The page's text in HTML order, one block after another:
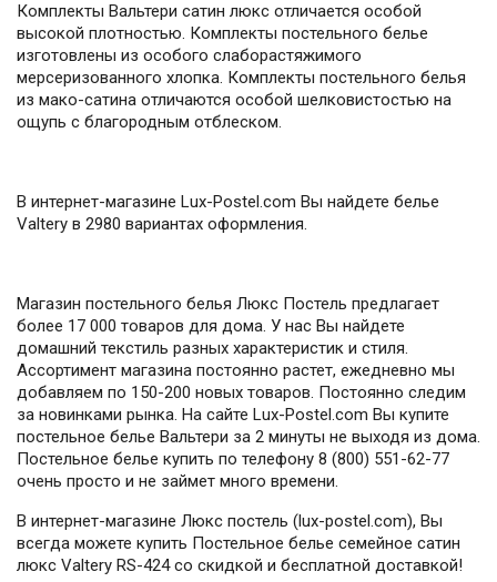
Комплекты Вальтери сатин люкс отличается особой
высокой плотностью. Комплекты постельного белье
изготовлены из особого слаборастяжимого
мерсеризованного хлопка. Комплекты постельного белья
из мако-сатина отличаются особой шелковистостью на
ощупь с благородным отблеском.
В интернет-магазине Lux-Postel.com Вы найдете белье
Valtery в 2980 вариантах оформления.
Магазин постельного белья Люкс Постель предлагает
более 17 000 товаров для дома. У нас Вы найдете
домашний текстиль разных характеристик и стиля.
Ассортимент магазина постоянно растет, ежедневно мы
добавляем по 150-200 новых товаров. Постоянно следим
за новинками рынка. На сайте Lux-Postel.com Вы купите
постельное белье Вальтери за 2 минуты не выходя из дома.
Постельное белье купить по телефону 8 (800) 551-62-77
очень просто и не займет много времени.
В интернет-магазине Люкс постель (lux-postel.com), Вы
всегда можете купить Постельное белье семейное сатин
люкс Valtery RS-424 со скидкой и бесплатной доставкой!